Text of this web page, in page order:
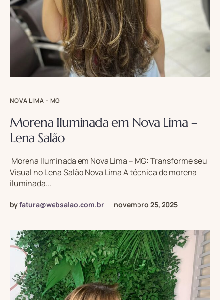
NOVA LIMA - MG
Morena Iluminada em Nova Lima –
Lena Salão
Morena Iluminada em Nova Lima – MG: Transforme seu
Visual no Lena Salão Nova Lima A técnica de morena
iluminada...
byfatura@websalao.com.br novembro 25, 2025